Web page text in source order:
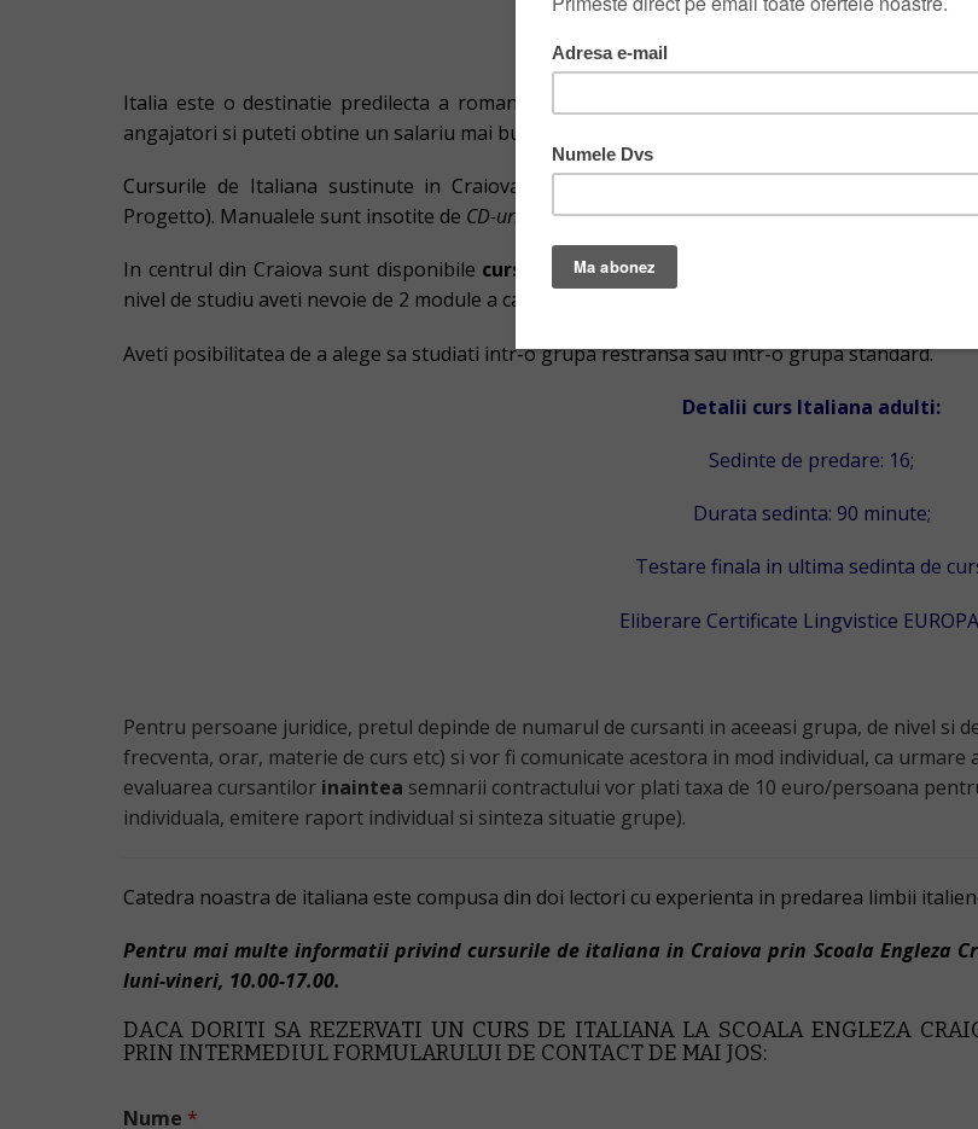
Italia este o destinatie predilecta a romanilor care vor sa emigreze, dar trebuie sa stiti
angajatori si puteti obtine un salariu mai bun.
Cursurile de Italiana sustinute in Craiova de Scoala Engleza sunt
Progetto). Manualele sunt insotite de CD-uri Audio si module Video, cu filme in limba italiana
In centrul din Craiova sunt disponibile cursuri de italiana pentru toate nivelurile de
nivel de studiu aveti nevoie de 2 module a cate 16 sedinte.
Aveti posibilitatea de a alege sa studiati intr-o grupa restransa sau intr-o grupa standard.
Detalii curs Italiana adulti:
Sedinte de predare: 16;
Durata sedinta: 90 minute;
Testare finala in ultima sedinta de
Eliberare Certificate Lingvistice
Pentru persoane juridice, pretul depinde de numarul de cursanti in aceeasi grupa, de nivel si
frecventa, orar, materie de curs etc) si vor fi comunicate acestora in mod individual, ca
evaluarea cursantilor inaintea semnarii contractului vor plati taxa de 10 euro/persoana
individuala, emitere raport individual si sinteza situatie grupe).
Catedra noastra de italiana este compusa din doi lectori cu experienta in predarea limbii
Pentru mai multe informatii privind cursurile de italiana in Craiova prin Scoala Engleza
luni-vineri, 10.00-17.00.
DACA DORITI SA REZERVATI UN CURS DE ITALIANA LA SCOALA ENGLEZA
PRIN INTERMEDIUL FORMULARULUI DE CONTACT DE MAI JOS:
Nume *